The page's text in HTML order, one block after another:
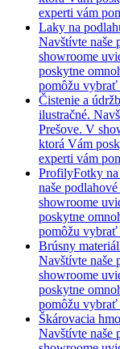
experti vám
Laky na
Navštívte naše
showroome
poskytne
pomôžu vybrať
Čistenie a
ilustračné.
Prešove. V
ktorá Vám
experti vám
ProfilyFotky
naše
showroome
poskytne
pomôžu vybrať
Brúsny materiál
Navštívte naše
showroome
poskytne
pomôžu vybrať
Škárovacia
Navštívte naše